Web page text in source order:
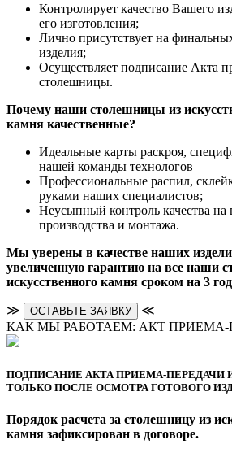
Контролирует качество Вашего
его изготовления;
Лично присутствует на
изделия;
Осуществляет подписание Акта
столешницы.
Почему наши столешницы из
камня качественные?
Идеальные карты раскроя,
нашей команды технологов
Профессиональные распил,
руками наших специалистов;
Неусыпный контроль качества на
производства и монтажа.
Мы уверены в качестве наших
увеличенную гарантию на все наши
искусственного камня сроком на 3
≫ ОСТАВЬТЕ ЗАЯВКУ
≪
КАК МЫ РАБОТАЕМ: АКТ ПРИЕМА-
ПОДПИСАНИЕ АКТА ПРИЕМА-ПЕРЕДАЧИ
ТОЛЬКО ПОСЛЕ ОСМОТРА ГОТОВОГО
Порядок расчета за столешницу из
камня зафиксирован в договоре.